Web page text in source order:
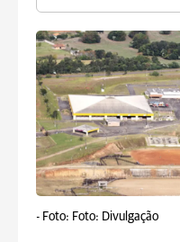
- Foto: Foto: Divulgação